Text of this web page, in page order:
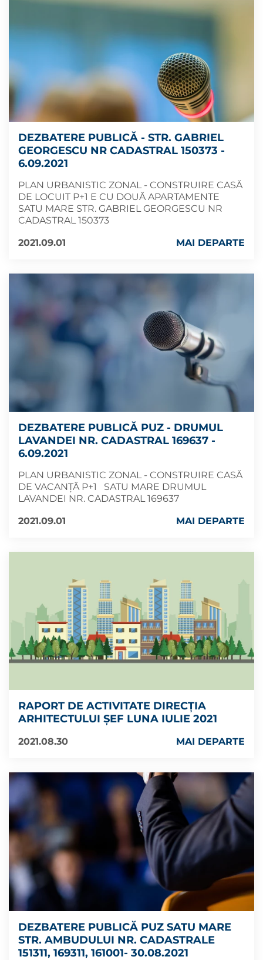
DEZBATERE PUBLICĂ - STR. GABRIEL
GEORGESCU NR CADASTRAL 150373 -
6.09.2021
PLAN URBANISTIC ZONAL - CONSTRUIRE CASĂ
DE LOCUIT P+1 E CU DOUĂ APARTAMENTE
SATU MARE STR. GABRIEL GEORGESCU NR
CADASTRAL 150373
2021.09.01
MAI DEPARTE
DEZBATERE PUBLICĂ PUZ - DRUMUL
LAVANDEI NR. CADASTRAL 169637 -
6.09.2021
PLAN URBANISTIC ZONAL - CONSTRUIRE CASĂ
DE VACANȚĂ P+1 SATU MARE DRUMUL
LAVANDEI NR. CADASTRAL 169637
2021.09.01
MAI DEPARTE
RAPORT DE ACTIVITATE DIRECȚIA
ARHITECTULUI ȘEF LUNA IULIE 2021
2021.08.30 MAI DEPARTE
DEZBATERE PUBLICĂ PUZ SATU MARE
STR. AMBUDULUI NR. CADASTRALE
151311, 169311, 161001- 30.08.2021